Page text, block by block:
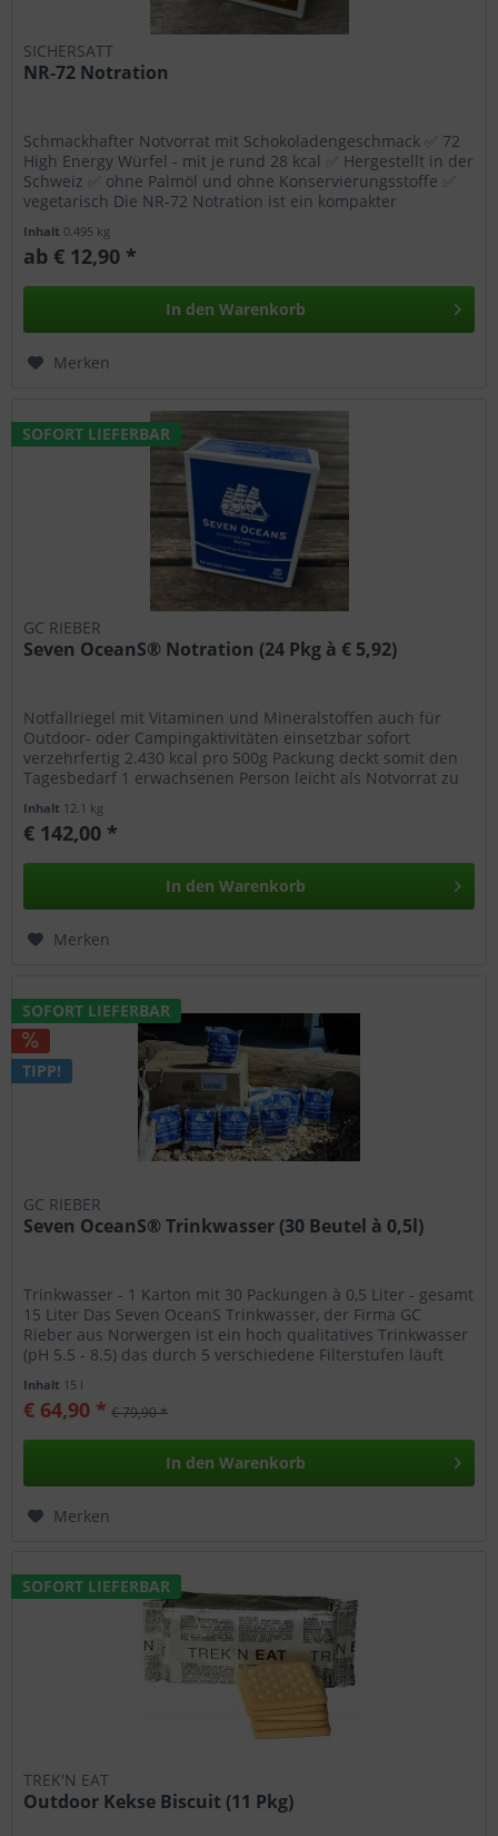
SICHERSATT
NR-72 Notration
Schmackhafter Notvorrat mit Schokoladengeschmack ✅ 72
High Energy Würfel - mit je rund 28 kcal ✅ Hergestellt in der
Schweiz ✅ ohne Palmöl und ohne Konservierungsstoffe ✅
vegetarisch Die NR-72 Notration ist ein kompakter
Inhalt 0.495 kg
ab € 12,90 *
In den Warenkorb
Merken
SOFORT LIEFERBAR
GC RIEBER
Seven OceanS® Notration (24 Pkg à € 5,92)
Notfallriegel mit Vitaminen und Mineralstoffen auch für
Outdoor- oder Campingaktivitäten einsetzbar sofort
verzehrfertig 2.430 kcal pro 500g Packung deckt somit den
Tagesbedarf 1 erwachsenen Person leicht als Notvorrat zu
Inhalt 12.1 kg
€ 142,00 *
In den Warenkorb
Merken
SOFORT LIEFERBAR
TIPP!
GC RIEBER
Seven OceanS® Trinkwasser (30 Beutel à 0,5l)
Trinkwasser - 1 Karton mit 30 Packungen à 0,5 Liter - gesamt
15 Liter Das Seven OceanS Trinkwasser, der Firma GC
Rieber aus Norwergen ist ein hoch qualitatives Trinkwasser
(pH 5.5 - 8.5) das durch 5 verschiedene Filterstufen läuft
Inhalt 15 l
€ 64,90 * € 79,90 *
In den Warenkorb
Merken
SOFORT LIEFERBAR
TREK'N EAT
Outdoor Kekse Biscuit (11 Pkg)